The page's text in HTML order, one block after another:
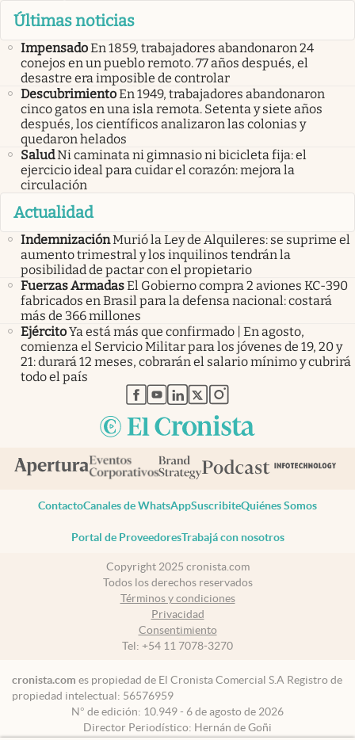
Últimas noticias
ImpensadoEn 1859, trabajadores abandonaron 24
conejos en un pueblo remoto. 77 años después, el
desastre era imposible de controlar
DescubrimientoEn 1949, trabajadores abandonaron
cinco gatos en una isla remota. Setenta y siete años
después, los científicos analizaron las colonias y
quedaron helados
SaludNi caminata ni gimnasio ni bicicleta fija: el
ejercicio ideal para cuidar el corazón: mejora la
circulación
Actualidad
IndemnizaciónMurió la Ley de Alquileres: se suprime el
aumento trimestral y los inquilinos tendrán la
posibilidad de pactar con el propietario
Fuerzas ArmadasEl Gobierno compra 2 aviones KC-390
fabricados en Brasil para la defensa nacional: costará
más de 366 millones
EjércitoYa está más que confirmado | En agosto,
comienza el Servicio Militar para los jóvenes de 19, 20 y
21: durará 12 meses, cobrarán el salario mínimo y cubrirá
todo el país
abre en nueva pestaña
abre en nueva pestaña
abre en nueva pestaña
abre en nueva pestaña
abre en nueva pestaña
ContactoCanales de WhatsAppSuscribiteQuiénes Somos
Portal de ProveedoresTrabajá con nosotros
Copyright 2025 cronista.com
Todos los derechos reservados
Términos y condiciones
Privacidad
Consentimiento
Tel: +54 11 7078-3270
cronista.com es propiedad de El Cronista Comercial S.A Registro de
propiedad intelectual: 56576959
N° de edición: 10.949 - 6 de agosto de 2026
Director Periodístico: Hernán de Goñi